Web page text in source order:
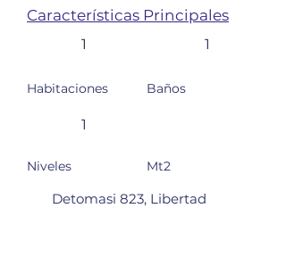
Características Principales
1 1
Habitaciones Baños
1
Niveles Mt2
Detomasi 823, Libertad